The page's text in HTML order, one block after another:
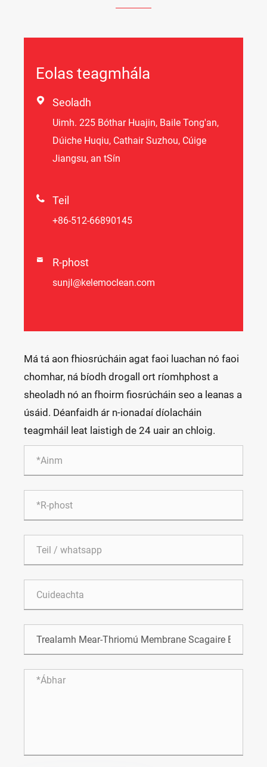
Eolas teagmhála
 Seoladh
Uimh. 225 Bóthar Huajin, Baile Tong'an,
Dúiche Huqiu, Cathair Suzhou, Cúige
Jiangsu, an tSín
 Teil
+86-512-66890145
 R-phost
sunjl@kelemoclean.com
Má tá aon fhiosrúcháin agat faoi luachan nó faoi
chomhar, ná bíodh drogall ort ríomhphost a
sheoladh nó an fhoirm fiosrúcháin seo a leanas a
úsáid. Déanfaidh ár n-ionadaí díolacháin
teagmháil leat laistigh de 24 uair an chloig.